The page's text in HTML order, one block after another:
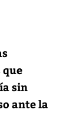
que
sin
ante la